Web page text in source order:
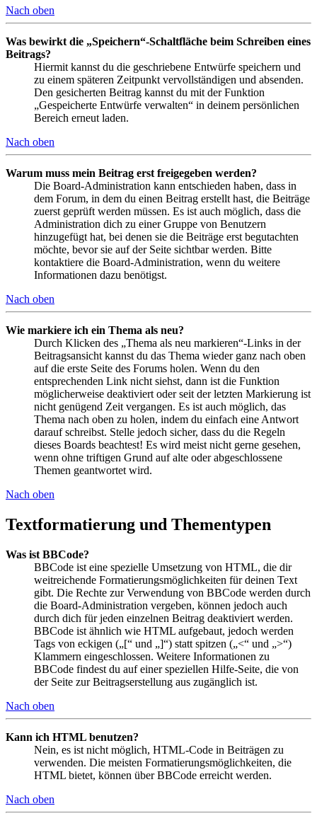
Nach oben
Was bewirkt die „Speichern“-Schaltfläche beim Schreiben eines
Beitrags?
Hiermit kannst du die geschriebene Entwürfe speichern und
zu einem späteren Zeitpunkt vervollständigen und absenden.
Den gesicherten Beitrag kannst du mit der Funktion
„Gespeicherte Entwürfe verwalten“ in deinem persönlichen
Bereich erneut laden.
Nach oben
Warum muss mein Beitrag erst freigegeben werden?
Die Board-Administration kann entschieden haben, dass in
dem Forum, in dem du einen Beitrag erstellt hast, die Beiträge
zuerst geprüft werden müssen. Es ist auch möglich, dass die
Administration dich zu einer Gruppe von Benutzern
hinzugefügt hat, bei denen sie die Beiträge erst begutachten
möchte, bevor sie auf der Seite sichtbar werden. Bitte
kontaktiere die Board-Administration, wenn du weitere
Informationen dazu benötigst.
Nach oben
Wie markiere ich ein Thema als neu?
Durch Klicken des „Thema als neu markieren“-Links in der
Beitragsansicht kannst du das Thema wieder ganz nach oben
auf die erste Seite des Forums holen. Wenn du den
entsprechenden Link nicht siehst, dann ist die Funktion
möglicherweise deaktiviert oder seit der letzten Markierung ist
nicht genügend Zeit vergangen. Es ist auch möglich, das
Thema nach oben zu holen, indem du einfach eine Antwort
darauf schreibst. Stelle jedoch sicher, dass du die Regeln
dieses Boards beachtest! Es wird meist nicht gerne gesehen,
wenn ohne triftigen Grund auf alte oder abgeschlossene
Themen geantwortet wird.
Nach oben
Textformatierung und Thementypen
Was ist BBCode?
BBCode ist eine spezielle Umsetzung von HTML, die dir
weitreichende Formatierungsmöglichkeiten für deinen Text
gibt. Die Rechte zur Verwendung von BBCode werden durch
die Board-Administration vergeben, können jedoch auch
durch dich für jeden einzelnen Beitrag deaktiviert werden.
BBCode ist ähnlich wie HTML aufgebaut, jedoch werden
Tags von eckigen („[“ und „]“) statt spitzen („<“ und „>“)
Klammern eingeschlossen. Weitere Informationen zu
BBCode findest du auf einer speziellen Hilfe-Seite, die von
der Seite zur Beitragserstellung aus zugänglich ist.
Nach oben
Kann ich HTML benutzen?
Nein, es ist nicht möglich, HTML-Code in Beiträgen zu
verwenden. Die meisten Formatierungsmöglichkeiten, die
HTML bietet, können über BBCode erreicht werden.
Nach oben